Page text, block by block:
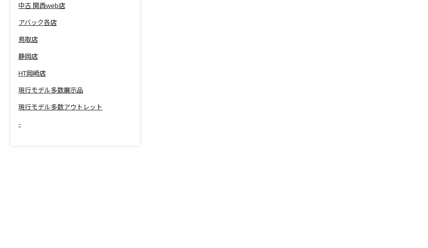
中古 関西web店
アバック各店
鳥取店
静岡店
HT岡崎店
現行モデル多数展示品
現行モデル多数アウトレット
-